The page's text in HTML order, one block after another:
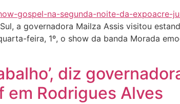
a governadora Mailza Assis visitou
feira, 1º, o show da banda Morada
diz
em Rodrigues Alves